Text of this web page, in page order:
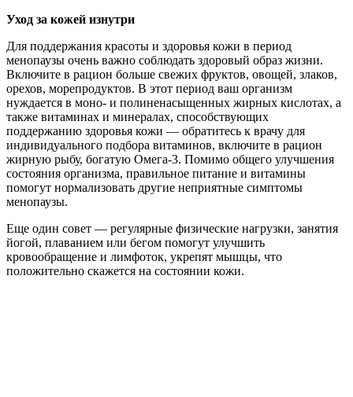
Уход за кожей изнутри
Для поддержания красоты и здоровья кожи в период
менопаузы очень важно соблюдать здоровый образ жизни.
Включите в рацион больше свежих фруктов, овощей, злаков,
орехов, морепродуктов. В этот период ваш организм
нуждается в моно- и полиненасыщенных жирных кислотах, а
также витаминах и минералах, способствующих
поддержанию здоровья кожи — обратитесь к врачу для
индивидуального подбора витаминов, включите в рацион
жирную рыбу, богатую Омега-3. Помимо общего улучшения
состояния организма, правильное питание и витамины
помогут нормализовать другие неприятные симптомы
менопаузы.
Еще один совет — регулярные физические нагрузки, занятия
йогой, плаванием или бегом помогут улучшить
кровообращение и лимфоток, укрепят мышцы, что
положительно скажется на состоянии кожи.